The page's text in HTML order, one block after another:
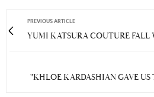
PREVIOUS ARTICLE
YUMI KATSURA COUTURE FALL
"KHLOE KARDASHIAN GAVE